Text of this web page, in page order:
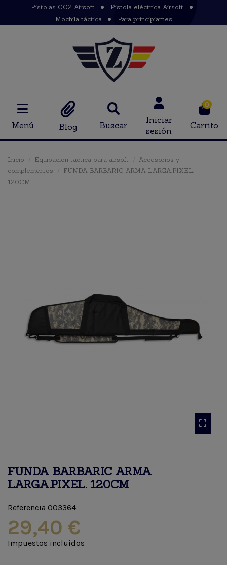
Pistolas CO2 Airsoft
Pistola eléctrica Airsoft
Mochila táctica
Para principiantes
Menú Blog Buscar
Iniciar
sesión
0
Carrito
Inicio Equipacion tactica para airsoft
Accesorios y
complementos
FUNDA BARBARIC ARMA LARGA.PIXEL.
120CM
FUNDA BARBARIC ARMA
LARGA.PIXEL. 120CM
Referencia 003364
29,40 €
Impuestos incluidos